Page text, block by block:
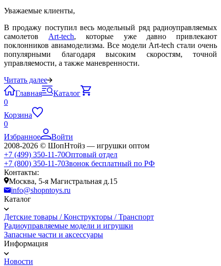
Уважаемые клиенты,
В продажу поступил весь модельный ряд радиоуправляемых
самолетов Art-tech, которые уже давно привлекают
поклонников авиамоделизма. Все модели Art-tech стали очень
популярными благодаря высоким скоростям, точной
управляемости, а также маневренности.
Читать далее
Главная
Каталог
0
Корзина
0
Избранное
Войти
2008-2026 © ШопНтойз — игрушки оптом
+7 (499) 350-11-70Оптовый отдел
+7 (800) 350-11-70Звонок бесплатный по РФ
Контакты:
Москва, 5-я Магистральная д.15
info@shopntoys.ru
Каталог
Детские товары / Конструкторы / Транспорт
Радиоуправляемые модели и игрушки
Запасные части и аксессуары
Информация
Новости